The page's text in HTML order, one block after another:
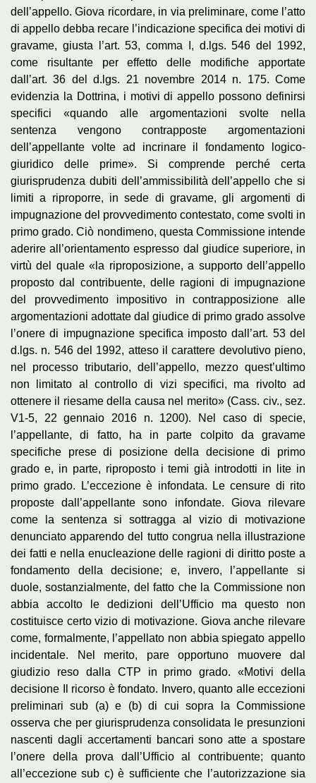
dell’appello. Giova ricordare, in via preliminare, come l’atto
di appello debba recare l’indicazione specifica dei motivi di
gravame, giusta l’art. 53, comma I, d.lgs. 546 del 1992,
come risultante per effetto delle modifiche apportate
dall’art. 36 del d.lgs. 21 novembre 2014 n. 175. Come
evidenzia la Dottrina, i motivi di appello possono definirsi
specifici «quando alle argomentazioni svolte nella
sentenza vengono contrapposte argomentazioni
dell’appellante volte ad incrinare il fondamento logico-
giuridico delle prime». Si comprende perché certa
giurisprudenza dubiti dell’ammissibilità dell’appello che si
limiti a riproporre, in sede di gravame, gli argomenti di
impugnazione del provvedimento contestato, come svolti in
primo grado. Ciò nondimeno, questa Commissione intende
aderire all’orientamento espresso dal giudice superiore, in
virtù del quale «la riproposizione, a supporto dell’appello
proposto dal contribuente, delle ragioni di impugnazione
del provvedimento impositivo in contrapposizione alle
argomentazioni adottate dal giudice di primo grado assolve
l’onere di impugnazione specifica imposto dall’art. 53 del
d.lgs. n. 546 del 1992, atteso il carattere devolutivo pieno,
nel processo tributario, dell’appello, mezzo quest’ultimo
non limitato al controllo di vizi specifici, ma rivolto ad
ottenere il riesame della causa nel merito» (Cass. civ., sez.
V1-5, 22 gennaio 2016 n. 1200). Nel caso di specie,
l’appellante, di fatto, ha in parte colpito da gravame
specifiche prese di posizione della decisione di primo
grado e, in parte, riproposto i temi già introdotti in lite in
primo grado. L’eccezione è infondata. Le censure di rito
proposte dall’appellante sono infondate. Giova rilevare
come la sentenza si sottragga al vizio di motivazione
denunciato apparendo del tutto congrua nella illustrazione
dei fatti e nella enucleazione delle ragioni di diritto poste a
fondamento della decisione; e, invero, l’appellante si
duole, sostanzialmente, del fatto che la Commissione non
abbia accolto le dedizioni dell’Ufficio ma questo non
costituisce certo vizio di motivazione. Giova anche rilevare
come, formalmente, l’appellato non abbia spiegato appello
incidentale. Nel merito, pare opportuno muovere dal
giudizio reso dalla CTP in primo grado. «Motivi della
decisione Il ricorso è fondato. Invero, quanto alle eccezioni
preliminari sub (a) e (b) di cui sopra la Commissione
osserva che per giurisprudenza consolidata le presunzioni
nascenti dagli accertamenti bancari sono atte a spostare
l’onere della prova dall’Ufficio al contribuente; quanto
all’eccezione sub c) è sufficiente che l’autorizzazione sia